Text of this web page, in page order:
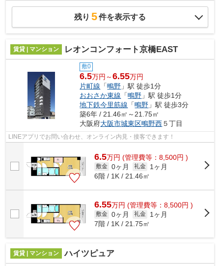
残り 5件を表示する
賃貸 | マンション レオンコンフォート京橋EAST
敷0
6.5万円～6.55万円
片町線 「鴫野 」駅 徒歩1分
おおさか東線 「鴫野 」駅 徒歩1分
地下鉄今里筋線 「鴫野 」駅 徒歩3分
築6年 / 21.46㎡～21.75㎡
大阪府大阪市城東区鴫野西５丁目
LINEアプリでお問い合わせ、オンライン内見・接客できます！
6.5万円 (管理費等：8,500円 )
敷金 0ヶ月 礼金
1ヶ月
6階 / 1K / 21.46㎡
6.55万円 (管理費等：8,500円 )
敷金 0ヶ月 礼金
1ヶ月
7階 / 1K / 21.75㎡
賃貸 | マンション ハイツピュア